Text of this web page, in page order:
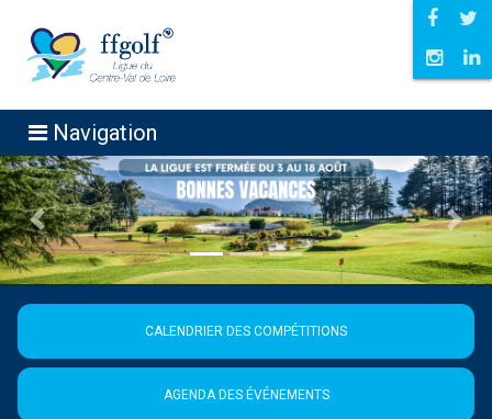
Navigation
Précédent
CALENDRIER DES COMPÉTITIONS
AGENDA DES ÉVÉNEMENTS